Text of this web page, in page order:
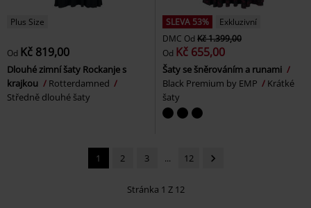
Plus Size
Od Kč 819,00
Dlouhé zimní šaty Rockanje s
krajkou
Rotterdamned
Středně dlouhé šaty
SLEVA 53%
Exkluzivní
DMC Od Kč 1.399,00
Od Kč 655,00
Šaty se šněrováním a runami
Black Premium by EMP
Krátké
šaty
1 2 3 ... 12
Stránka 1 Z 12